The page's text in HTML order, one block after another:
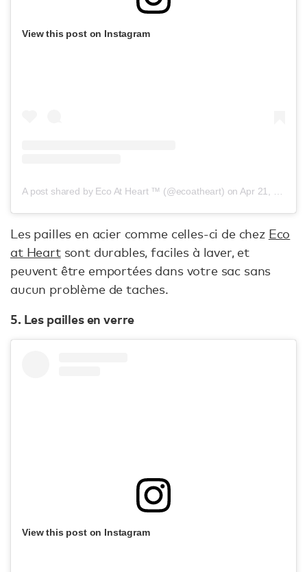
View this post on Instagram
A post shared by Eco At Heart ™ (@ecoatheart) on Apr 21, 2016 at 2:55pm PDT
Les pailles en acier comme celles-ci de chez Eco
at Heartsont durables, faciles à laver, et
peuvent être emportées dans votre sac sans
aucun problème de taches.
5. Les pailles en verre
View this post on Instagram